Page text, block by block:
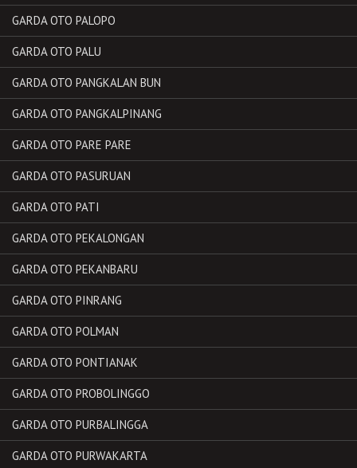
GARDA OTO PALOPO
GARDA OTO PALU
GARDA OTO PANGKALAN BUN
GARDA OTO PANGKALPINANG
GARDA OTO PARE PARE
GARDA OTO PASURUAN
GARDA OTO PATI
GARDA OTO PEKALONGAN
GARDA OTO PEKANBARU
GARDA OTO PINRANG
GARDA OTO POLMAN
GARDA OTO PONTIANAK
GARDA OTO PROBOLINGGO
GARDA OTO PURBALINGGA
GARDA OTO PURWAKARTA